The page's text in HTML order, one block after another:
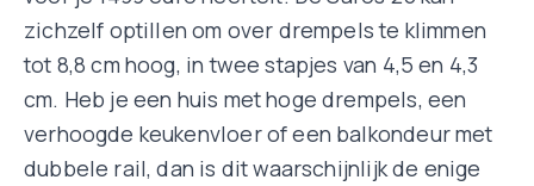
zichzelf optillen om over drempels te klimmen
tot 8,8 cm hoog, in twee stapjes van 4,5 en 4,3
cm. Heb je een huis met hoge drempels, een
verhoogde keukenvloer of een balkondeur met
dubbele rail, dan is dit waarschijnlijk de enige